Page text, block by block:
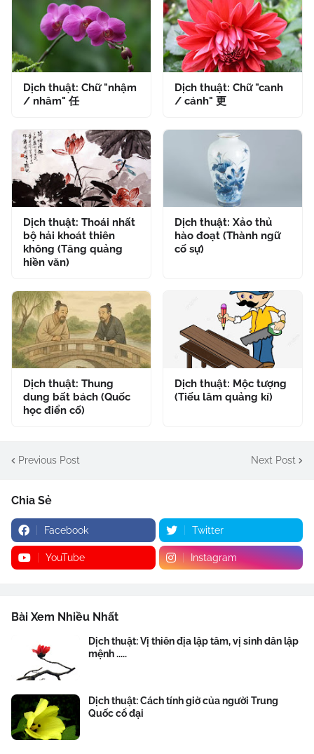
Dịch thuật: Chữ "nhậm
/ nhâm" 任
Dịch thuật: Chữ "canh
/ cánh" 更
Dịch thuật: Thoái nhất
bộ hải khoát thiên
không (Tăng quảng
hiền văn)
Dịch thuật: Xảo thủ
hào đoạt (Thành ngữ
cố sự)
Dịch thuật: Thung
dung bất bách (Quốc
học điển cố)
Dịch thuật: Mộc tượng
(Tiếu lâm quảng kí)
Previous Post Next Post
Chia Sẻ
Facebook Twitter
YouTube Instagram
Bài Xem Nhiều Nhất
Dịch thuật: Vị thiên địa lập tâm, vị sinh dân lập
mệnh .....
Dịch thuật: Cách tính giờ của người Trung
Quốc cổ đại